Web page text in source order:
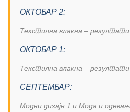
ОКТОБАР 2:
Текстилна влакна –
ОКТОБАР 1:
Текстилна влакна –
СЕПТЕМБАР:
Модни дизајн 1 и Мода и